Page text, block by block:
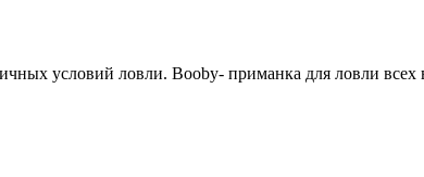
условий ловли. Booby- приманка для ловли